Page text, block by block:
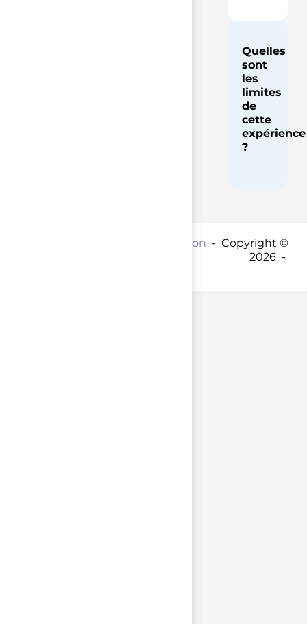
Quelles
sont
les
limites
de
cette
expérience
?
Coordination - Copyright ©
2026 -